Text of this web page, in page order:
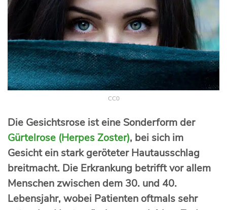
CC0
Die Gesichtsrose ist eine Sonderform der
Gürtelrose (Herpes Zoster), bei sich im
Gesicht ein stark geröteter Hautausschlag
breitmacht. Die Erkrankung betrifft vor allem
Menschen zwischen dem 30. und 40.
Lebensjahr, wobei Patienten oftmals sehr